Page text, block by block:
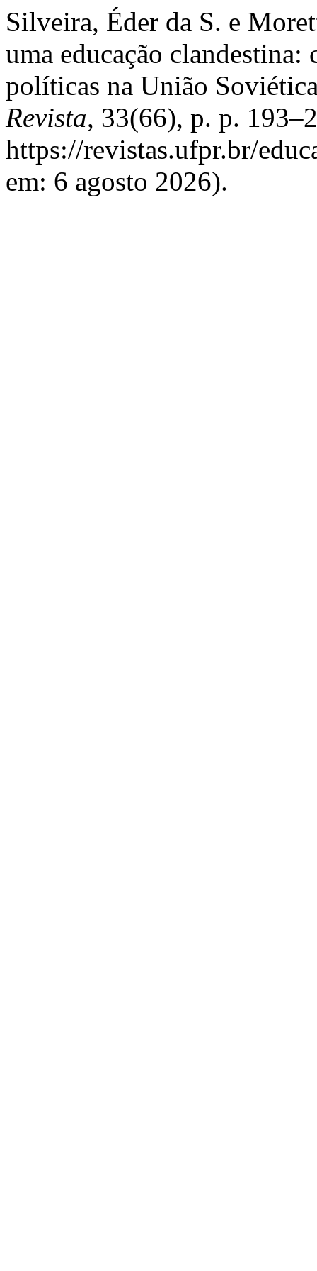
Silveira, Éder da S. e
uma educação clandestina:
políticas na União
Revista, 33(66), p. p.
https://revistas.ufpr.br/
em: 6 agosto 2026).